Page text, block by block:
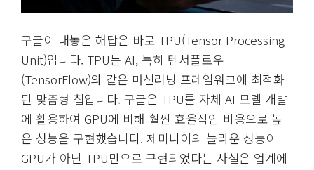
구글이 내놓은 해답은 바로 TPU(Tensor Processing
Unit)입니다. TPU는 AI, 특히 텐서플로우
(TensorFlow)와 같은 머신러닝 프레임워크에 최적화
된 맞춤형 칩입니다. 구글은 TPU를 자체 AI 모델 개발
에 활용하여 GPU에 비해 훨씬 효율적인 비용으로 높
은 성능을 구현했습니다. 제미나이의 놀라운 성능이
GPU가 아닌 TPU만으로 구현되었다는 사실은 업계에